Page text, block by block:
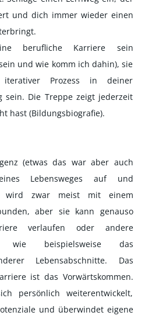
und dich immer wieder einen
berufliche Karriere sein
und wie komm ich dahin), sie
Prozess in deiner
sein. Die Treppe zeigt jederzeit
hast (Bildungsbiografie).
(etwas das war aber auch
Lebensweges auf und
wird zwar meist mit einem
aber sie kann genauso
verlaufen oder andere
wie beispielsweise das
Lebensabschnitte. Das
ist das Vorwärtskommen.
persönlich weiterentwickelt,
und überwindet eigene